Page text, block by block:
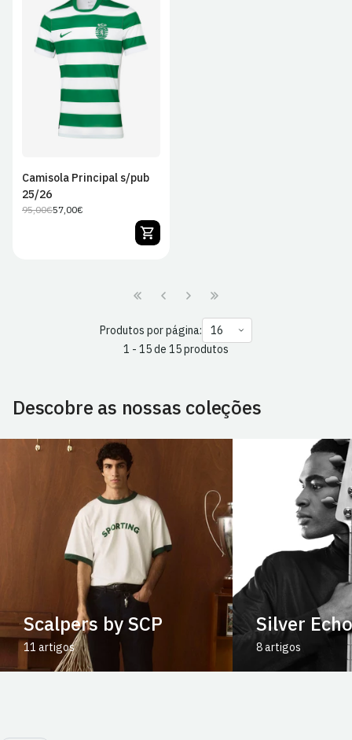
XL
2XL
Camisola Principal s/pub
25/26
Preço
95,00€Preço
57,00€
Produtos por página:
1 - 15 de 15 produtos
Descobre as nossas coleções
Scalpers by SCP
11 artigos
Silver Echo
8 artigos